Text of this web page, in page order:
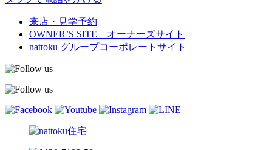
来店・見学予約
OWNER’S SITE オーナーズサイト
nattoku グループコーポレートサイト